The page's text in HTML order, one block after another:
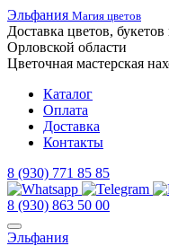
Эльфания Магия цветов
Доставка цветов, букетов
Орловской области
Цветочная мастерская
Каталог
Оплата
Доставка
Контакты
8 (930) 771 85 85
8 (930) 863 50 00
Эльфания